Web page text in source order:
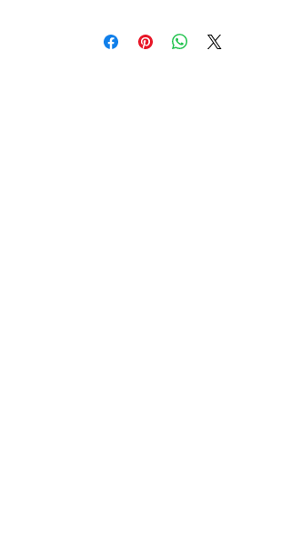
GRAMATURA: 252 G/M
SZEROKOŚĆ: 140 CM (+/- 3CM)